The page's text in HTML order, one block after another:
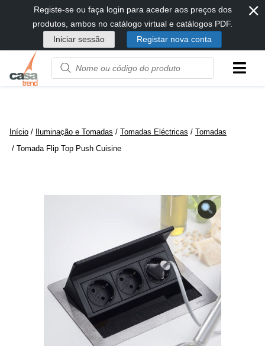
diretamente
conteúdo
Registe-se ou faça login para aceder aos preços dos
produtos, ambos no catálogo virtual e catálogos PDF.
Iniciar sessão
Registar nova conta
⨯
Product
name
Início / Iluminação e Tomadas / Tomadas Eléctricas / Tomadas
/ Tomada Flip Top Push Cuisine